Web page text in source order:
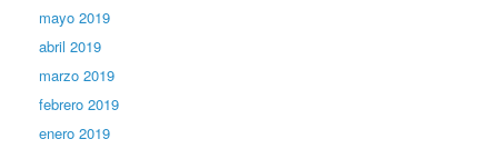
mayo 2019
abril 2019
marzo 2019
febrero 2019
enero 2019